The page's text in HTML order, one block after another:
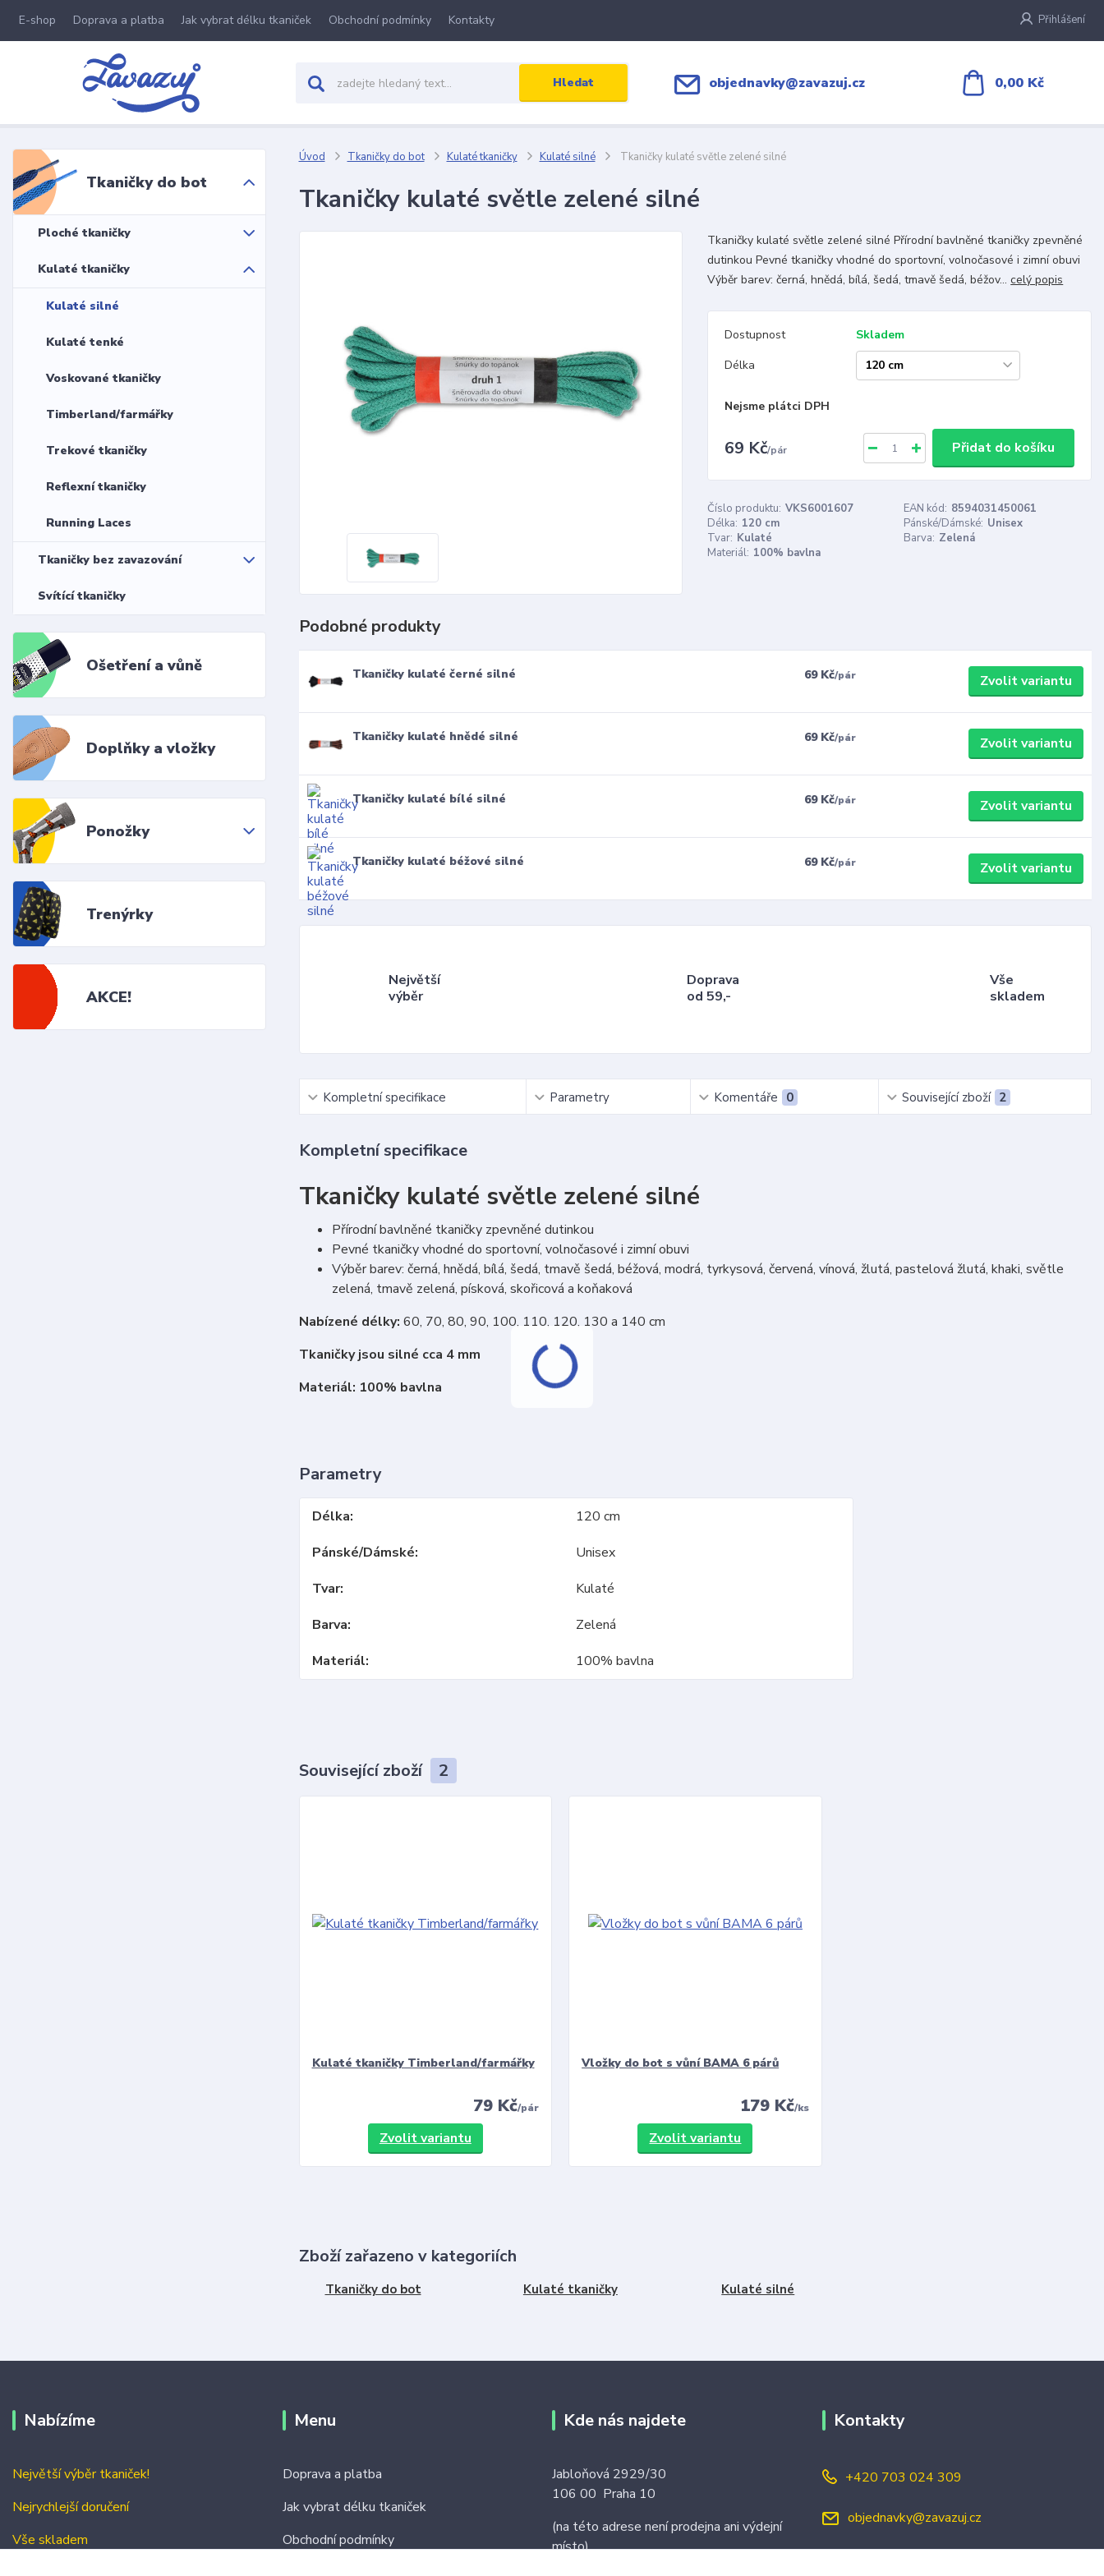
E-shop Doprava a platba Jak vybrat délku tkaniček Obchodní podmínky Kontakty Přihlášení
Hledat objednavky@zavazuj.cz 0,00 Kč
Tkaničky do bot
Ploché tkaničky
Kulaté tkaničky
Kulaté silné
Kulaté tenké
Voskované tkaničky
Timberland/farmářky
Trekové tkaničky
Reflexní tkaničky
Running Laces
Tkaničky bez zavazování
Svítící tkaničky
Ošetření a vůně
Doplňky a vložky
Ponožky
Trenýrky
AKCE!
Úvod Tkaničky do bot Kulaté tkaničky Kulaté silné Tkaničky kulaté světle zelené silné
Tkaničky kulaté světle zelené silné
Tkaničky kulaté světle zelené silné Přírodní bavlněné tkaničky zpevněné
dutinkou Pevné tkaničky vhodné do sportovní, volnočasové i zimní obuvi
Výběr barev: černá, hnědá, bílá, šedá, tmavě šedá, béžov...celý popis
Dostupnost
Skladem
Délka
Nejsme plátci DPH
69 Kč/pár Přidat do košíku
Číslo produktu: VKS6001607 EAN kód: 8594031450061
Délka: 120 cm Pánské/Dámské: Unisex
Tvar: Kulaté Barva: Zelená
Materiál: 100% bavlna
Podobné produkty
Tkaničky kulaté černé silné 69 Kč/pár Zvolit variantu
Tkaničky kulaté hnědé silné 69 Kč/pár Zvolit variantu
Tkaničky kulaté bílé silné 69 Kč/pár Zvolit variantu
Tkaničky kulaté béžové silné 69 Kč/pár Zvolit variantu
Největší
výběr
Doprava
od 59,-
Vše
skladem
Kompletní specifikace Parametry Komentáře 0 Související zboží 2
Kompletní specifikace
Tkaničky kulaté světle zelené silné
Přírodní bavlněné tkaničky zpevněné dutinkou
Pevné tkaničky vhodné do sportovní, volnočasové i zimní obuvi
Výběr barev: černá, hnědá, bílá, šedá, tmavě šedá, béžová, modrá, tyrkysová, červená, vínová, žlutá, pastelová žlutá, khaki, světle
zelená, tmavě zelená, písková, skořicová a koňaková
Nabízené délky: 60, 70, 80, 90, 100, 110, 120, 130 a 140 cm
Tkaničky jsou silné cca 4 mm
Materiál: 100% bavlna
Parametry
Délka
120 cm
Pánské/Dámské
Unisex
Tvar
Kulaté
Barva
Zelená
Materiál
100% bavlna
Související zboží 2
Kulaté tkaničky Timberland/farmářky
79 Kč/pár
Zvolit variantu
Vložky do bot s vůní BAMA 6 párů
179 Kč/ks
Zvolit variantu
Zboží zařazeno v kategoriích
Tkaničky do bot Kulaté tkaničky Kulaté silné
Nabízíme
Největší výběr tkaniček!
Nejrychlejší doručení
Vše skladem
Menu
Doprava a platba
Jak vybrat délku tkaniček
Obchodní podmínky
Kde nás najdete
Jabloňová 2929/30
106 00 Praha 10
(na této adrese není prodejna ani výdejní
místo)
Kontakty
+420 703 024 309
objednavky@zavazuj.cz